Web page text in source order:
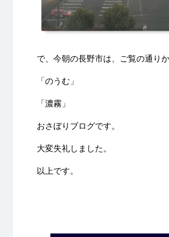
で、今朝の長野市は、ご覧の通り
「のうむ」
「濃霧」
おさぼりブログです。
大変失礼しました。
以上です。